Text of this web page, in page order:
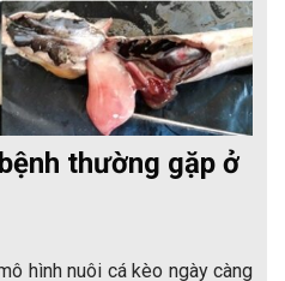
thường gặp ở
hình nuôi cá kèo ngày càng